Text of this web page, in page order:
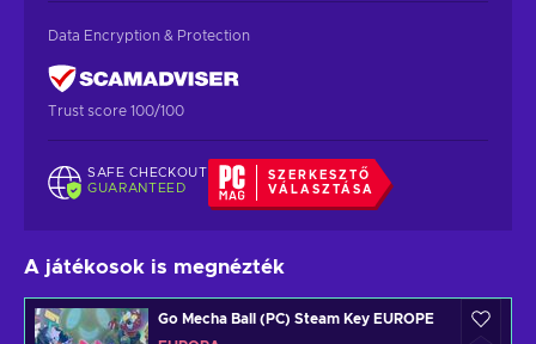
Data Encryption & Protection
Trust score 100/100
SAFE CHECKOUT
GUARANTEED
SZERKESZTŐ
VÁLASZTÁSA
A játékosok is megnézték
Go Mecha Ball (PC) Steam Key EUROPE